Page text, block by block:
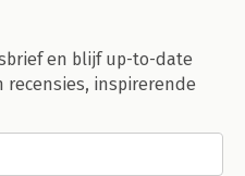
en blijf up-to-date
inspirerende